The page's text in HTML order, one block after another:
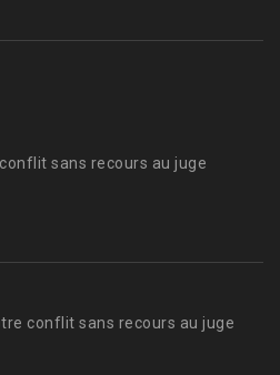
sans recours au juge
conflit sans recours au juge